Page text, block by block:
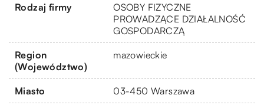
Rodzaj firmy
OSOBY FIZYCZNE
PROWADZĄCE DZIAŁALNOŚĆ
GOSPODARCZĄ
Region
(Województwo)
mazowieckie
Miasto 03-450 Warszawa